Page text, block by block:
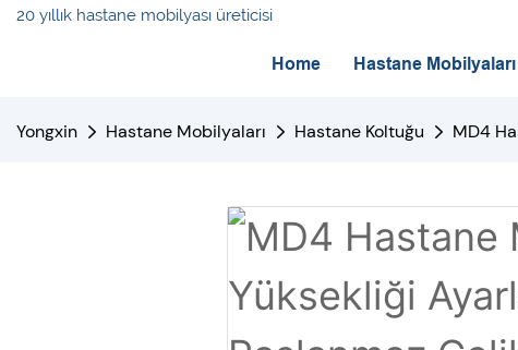
20 yıllık hastane mobilyası üreticisi
Home Hastane Mobilyaları
Yongxin Hastane Mobilyaları Hastane Koltuğu MD4